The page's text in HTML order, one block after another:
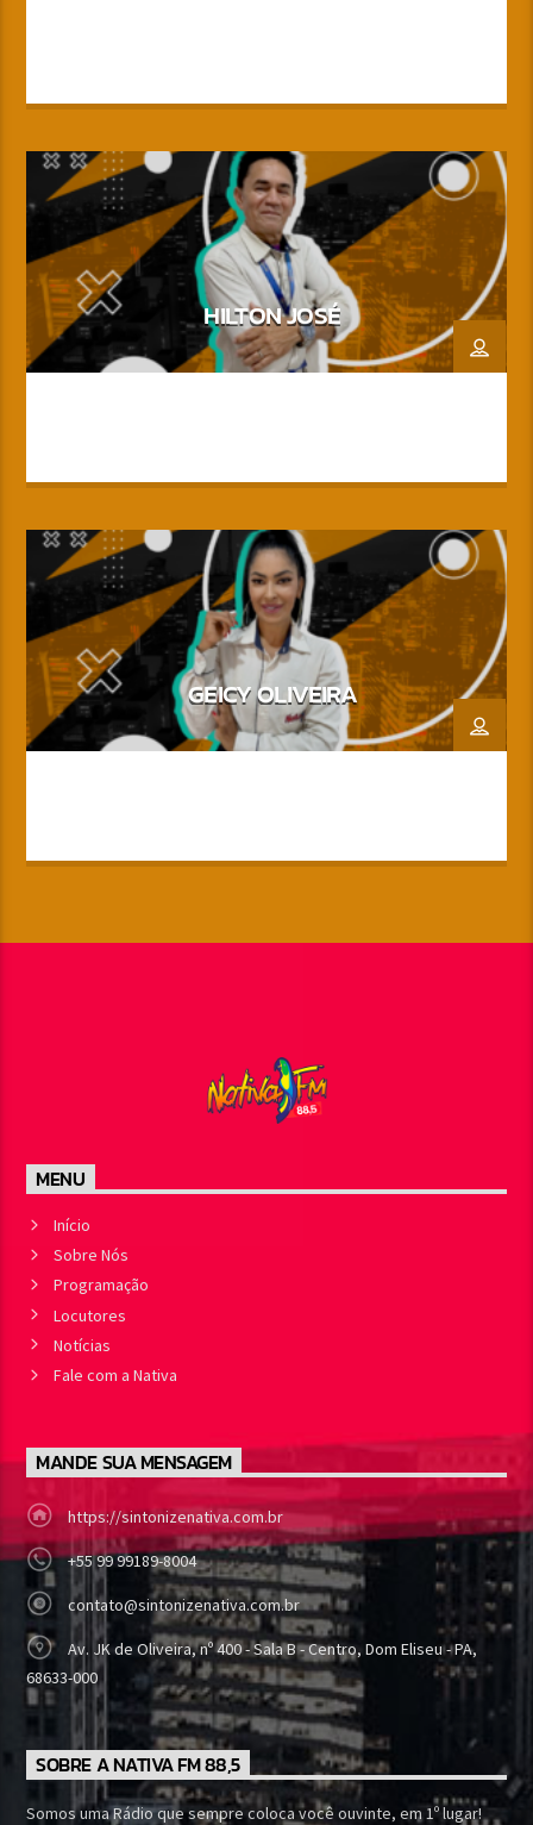
HILTON JOSÉ
GEICY OLIVEIRA
MENU
Início
Sobre Nós
Programação
Locutores
Notícias
Fale com a Nativa
MANDE SUA MENSAGEM
https://sintonizenativa.com.br
+55 99 99189-8004
contato@sintonizenativa.com.br
Av. JK de Oliveira, nº 400 - Sala B - Centro, Dom Eliseu - PA,
68633-000
SOBRE A NATIVA FM 88,5
Somos uma Rádio que sempre coloca você ouvinte, em 1º lugar!